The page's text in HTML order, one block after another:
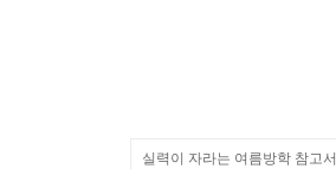
실력이 자라는 여름방학 참고서